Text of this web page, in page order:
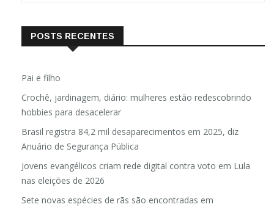
POSTS RECENTES
Pai e filho
Crochê, jardinagem, diário: mulheres estão redescobrindo
hobbies para desacelerar
Brasil registra 84,2 mil desaparecimentos em 2025, diz
Anuário de Segurança Pública
Jovens evangélicos criam rede digital contra voto em Lula
nas eleições de 2026
Sete novas espécies de rãs são encontradas em